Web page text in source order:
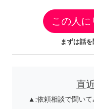
この人
まずは話
直
▲:依頼相談で聞い